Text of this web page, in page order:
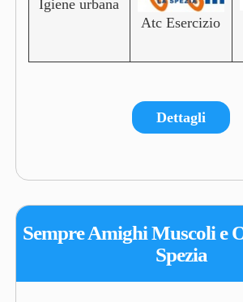
Igiene urbana
Atc Esercizio
Dettagli
Sempre Amighi Muscoli e
Spezia